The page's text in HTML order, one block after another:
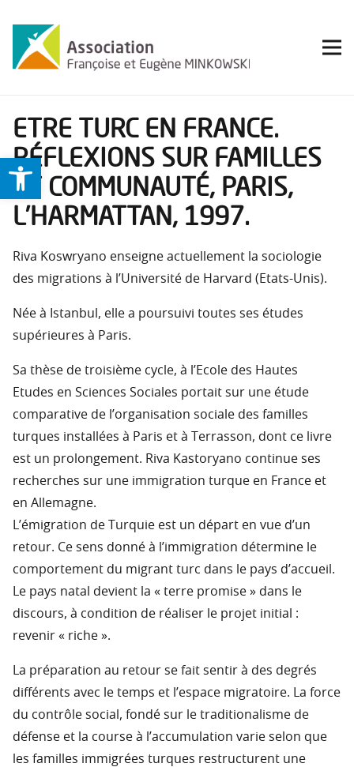
ETRE TURC EN FRANCE.
RÉFLEXIONS SUR FAMILLES
ET COMMUNAUTÉ, PARIS,
L’HARMATTAN, 1997.
Riva Koswryano enseigne actuellement la sociologie
des migrations à l’Université de Harvard (Etats-Unis).
Née à Istanbul, elle a poursuivi toutes ses études
supérieures à Paris.
Sa thèse de troisième cycle, à l’Ecole des Hautes
Etudes en Sciences Sociales portait sur une étude
comparative de l’organisation sociale des familles
turques installées à Paris et à Terrasson, dont ce livre
est un prolongement. Riva Kastoryano continue ses
recherches sur une immigration turque en France et
en Allemagne.
L’émigration de Turquie est un départ en vue d’un
retour. Ce sens donné à l’immigration détermine le
comportement du migrant turc dans le pays d’accueil.
Le pays natal devient la « terre promise » dans le
discours, à condition de réaliser le projet initial :
revenir « riche ».
La préparation au retour se fait sentir à des degrés
différents avec le temps et l’espace migratoire. La force
du contrôle social, fondé sur le traditionalisme de
défense et la course à l’accumulation varie selon que
les familles immigrées turques restructurent une
Ouvrir la barre d’outils